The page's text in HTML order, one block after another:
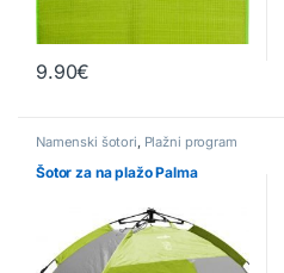
9.90€
Namenski šotori, Plažni program
Šotor za na plažo Palma